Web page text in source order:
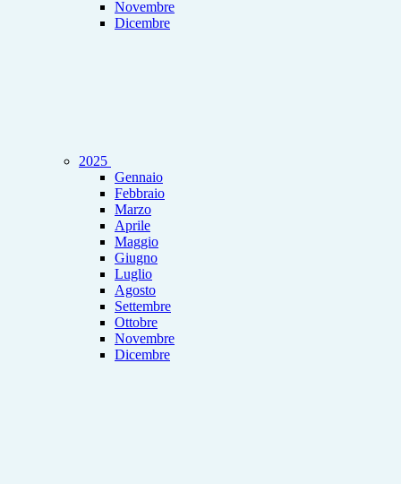
Novembre
Dicembre
2025
Gennaio
Febbraio
Marzo
Aprile
Maggio
Giugno
Luglio
Agosto
Settembre
Ottobre
Novembre
Dicembre